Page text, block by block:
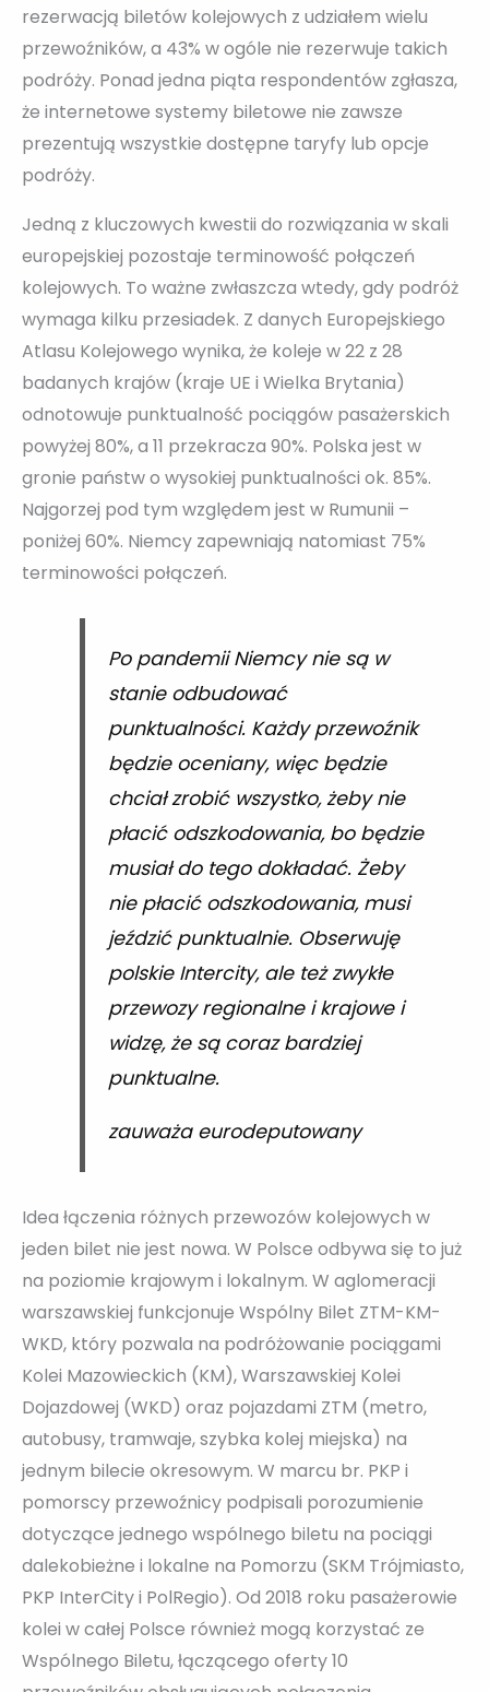
rezerwacją biletów kolejowych z udziałem wielu
przewoźników, a 43% w ogóle nie rezerwuje takich
podróży. Ponad jedna piąta respondentów zgłasza,
że internetowe systemy biletowe nie zawsze
prezentują wszystkie dostępne taryfy lub opcje
podróży.
Jedną z kluczowych kwestii do rozwiązania w skali
europejskiej pozostaje terminowość połączeń
kolejowych. To ważne zwłaszcza wtedy, gdy podróż
wymaga kilku przesiadek. Z danych Europejskiego
Atlasu Kolejowego wynika, że koleje w 22 z 28
badanych krajów (kraje UE i Wielka Brytania)
odnotowuje punktualność pociągów pasażerskich
powyżej 80%, a 11 przekracza 90%. Polska jest w
gronie państw o wysokiej punktualności ok. 85%.
Najgorzej pod tym względem jest w Rumunii –
poniżej 60%. Niemcy zapewniają natomiast 75%
terminowości połączeń.
Po pandemii Niemcy nie są w
stanie odbudować
punktualności. Każdy przewoźnik
będzie oceniany, więc będzie
chciał zrobić wszystko, żeby nie
płacić odszkodowania, bo będzie
musiał do tego dokładać. Żeby
nie płacić odszkodowania, musi
jeździć punktualnie. Obserwuję
polskie Intercity, ale też zwykłe
przewozy regionalne i krajowe i
widzę, że są coraz bardziej
punktualne.
zauważa eurodeputowany
Idea łączenia różnych przewozów kolejowych w
jeden bilet nie jest nowa. W Polsce odbywa się to już
na poziomie krajowym i lokalnym. W aglomeracji
warszawskiej funkcjonuje Wspólny Bilet ZTM-KM-
WKD, który pozwala na podróżowanie pociągami
Kolei Mazowieckich (KM), Warszawskiej Kolei
Dojazdowej (WKD) oraz pojazdami ZTM (metro,
autobusy, tramwaje, szybka kolej miejska) na
jednym bilecie okresowym. W marcu br. PKP i
pomorscy przewoźnicy podpisali porozumienie
dotyczące jednego wspólnego biletu na pociągi
dalekobieżne i lokalne na Pomorzu (SKM Trójmiasto,
PKP InterCity i PolRegio). Od 2018 roku pasażerowie
kolei w całej Polsce również mogą korzystać ze
Wspólnego Biletu, łączącego oferty 10